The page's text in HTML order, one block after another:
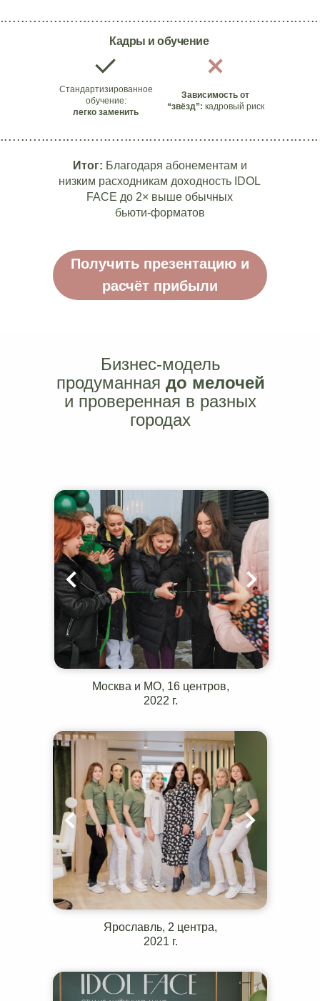
Итог: Благодаря абонементам и
низким расходникам доходность IDOL
FACE до 2× выше обычных
бьюти‑форматов
Получить презентацию и
расчёт прибыли
Зависимость от
“звёзд”: кадровый риск
Стандартизированное
обучение:
легко заменить
Кадры и обучение
Бизнес-модель
продуманная до мелочей
и проверенная в разных
городах
Москва и МО, 16 центров,
2022 г.
Ярославль, 2 центра,
2021 г.